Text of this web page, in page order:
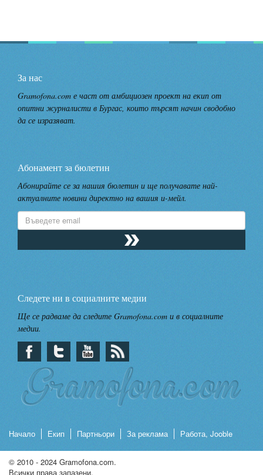
За нас
Gramofona.com е част от амбициозен проект на екип от
опитни журналисти в Бургас, които търсят начин сводобно
да се изразяват.
Абонамент за бюлетин
Абонирайте се за нашия бюлетин и ще получавате най-
актуалните новини директно на вашия и-мейл.
Следете ни в социалните медии
Ще се радваме да следите Gramofona.com и в социалните
медии.
Начало Екип Партньори За реклама Работа, Jooble
© 2010 - 2024 Gramofona.com.
Всички права запазени.